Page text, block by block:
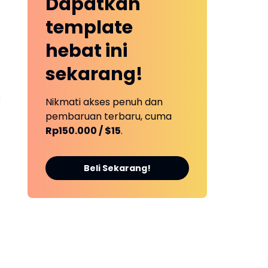
template
hebat ini
sekarang!
Nikmati akses penuh dan
pembaruan terbaru, cuma
Rp150.000 / $15.
Beli Sekarang!